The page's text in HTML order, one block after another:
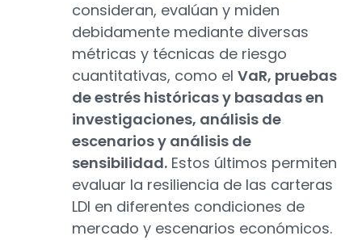
consideran, evalúan y miden
debidamente mediante diversas
métricas y técnicas de riesgo
cuantitativas, como el VaR, pruebas
de estrés históricas y basadas en
investigaciones, análisis de
escenarios y análisis de
sensibilidad. Estos últimos permiten
evaluar la resiliencia de las carteras
LDI en diferentes condiciones de
mercado y escenarios económicos.